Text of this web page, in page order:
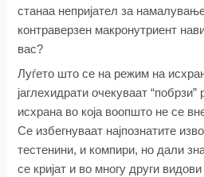
станаа непријател за
контраверзен макронутриент
вас?
Луѓето што се на режим на
јаглехидрати очекуваат
исхрана во која воопшто не се
Се избегнуваат најпознатите
тестенини, и компири, но дали
се кријат и во многу други